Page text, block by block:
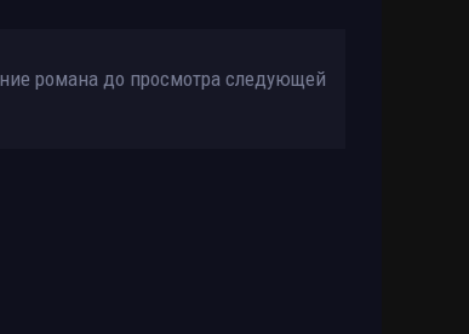
романа до просмотра следующей